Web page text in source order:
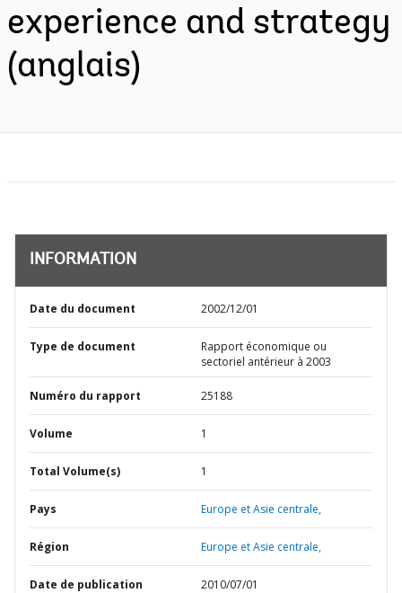
experience and strategy
(anglais)
INFORMATION
Date du document 2002/12/01
Type de document
Rapport économique ou
sectoriel antérieur à 2003
Numéro du rapport 25188
Volume 1
Total Volume(s) 1
Pays Europe et Asie centrale,
Région Europe et Asie centrale,
Date de publication 2010/07/01